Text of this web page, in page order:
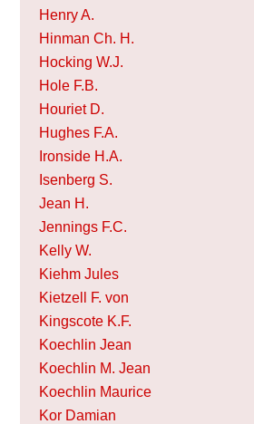
Henry A.
Hinman Ch. H.
Hocking W.J.
Hole F.B.
Houriet D.
Hughes F.A.
Ironside H.A.
Isenberg S.
Jean H.
Jennings F.C.
Kelly W.
Kiehm Jules
Kietzell F. von
Kingscote K.F.
Koechlin Jean
Koechlin M. Jean
Koechlin Maurice
Kor Damian